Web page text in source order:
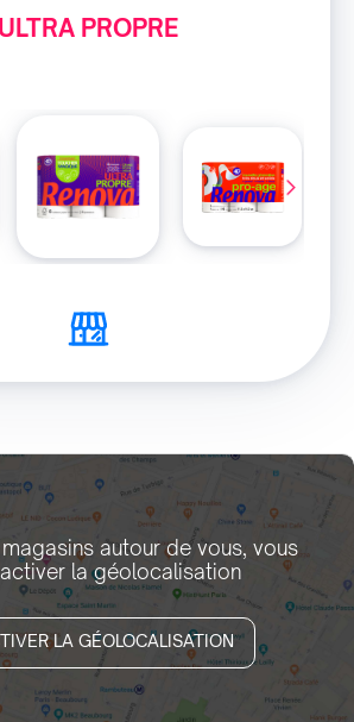
ULTRA PROPRE
autour de vous, vous
la géolocalisation
LA GÉOLOCALISATION